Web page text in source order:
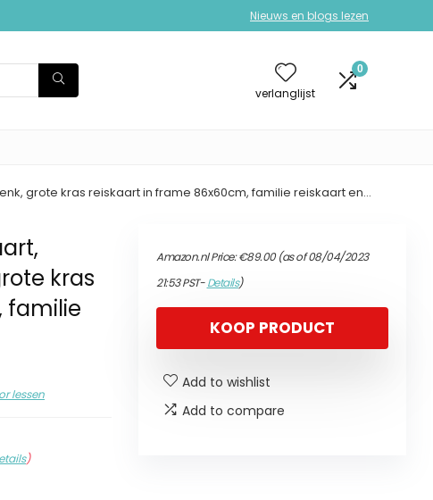
Nieuws en blogs lezen
verlanglijst
0
grote kras reiskaart in frame 86x60cm, familie reiskaart en…
kras
familie
lessen
)
Amazon.nl Price:€89.00(as of 08/04/2023
21:53 PST-Details)
KOOP PRODUCT
Add to wishlist
Add to compare